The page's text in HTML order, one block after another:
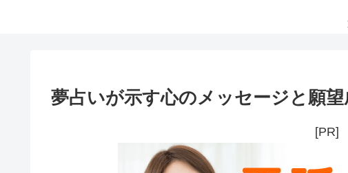
夢占いが示す心のメッセージと願
[PR]